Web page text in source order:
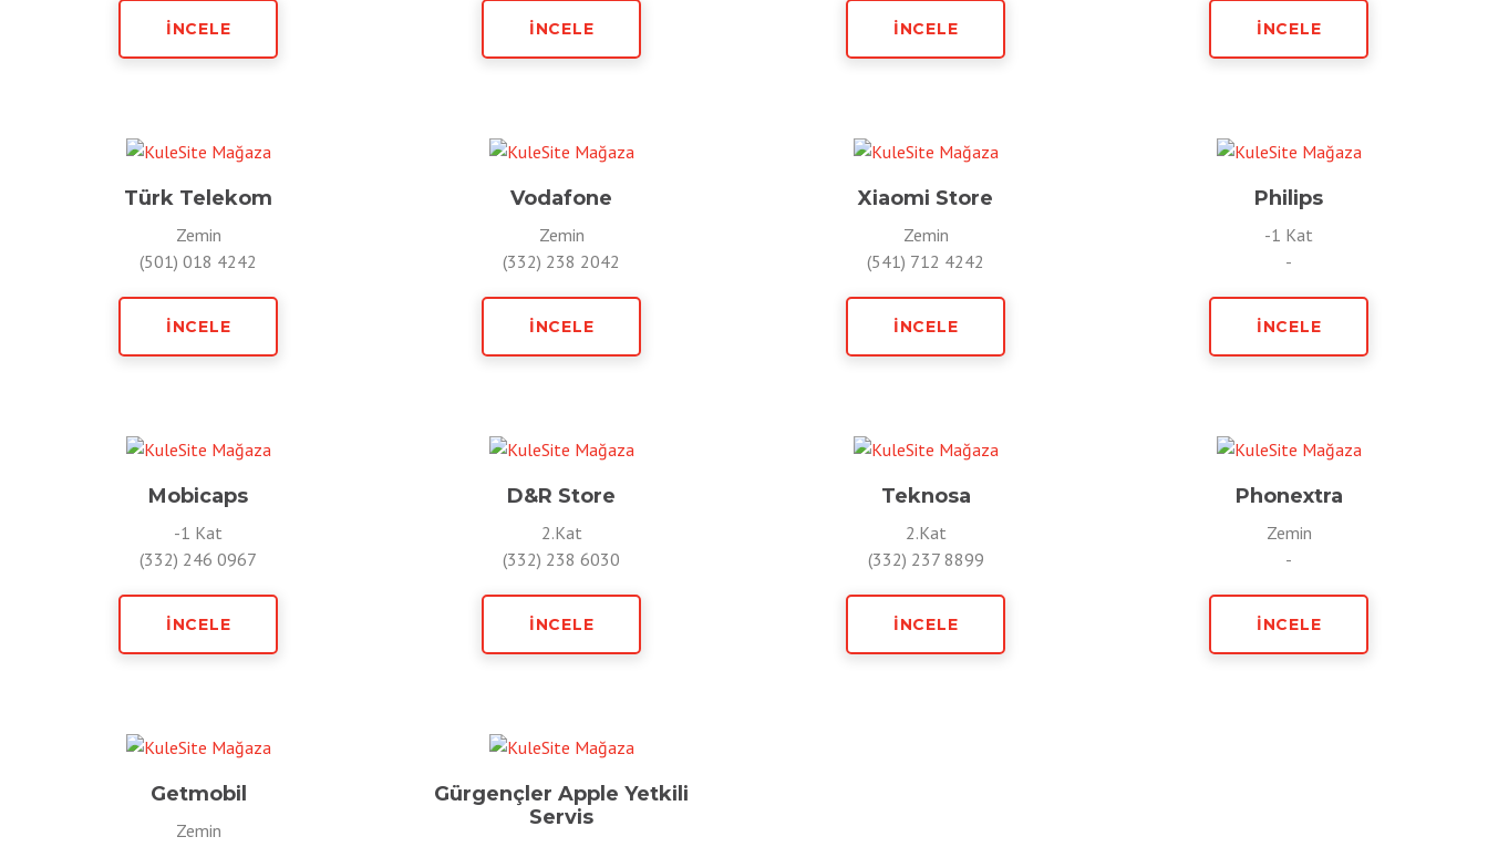
İNCELE İNCELE İNCELE İNCELE
Türk Telekom
Zemin
(501) 018 4242
İNCELE
Vodafone
Zemin
(332) 238 2042
İNCELE
Xiaomi Store
Zemin
(541) 712 4242
İNCELE
Philips
-1 Kat
-
İNCELE
Mobicaps
-1 Kat
(332) 246 0967
İNCELE
D&R Store
2.Kat
(332) 238 6030
İNCELE
Teknosa
2.Kat
(332) 237 8899
İNCELE
Phonextra
Zemin
-
İNCELE
Getmobil
Zemin
Gürgençler Apple Yetkili
Servis